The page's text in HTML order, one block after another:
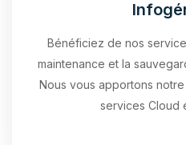
Bénéficiez de nos
maintenance et la
Nous vous apportons
services Cloud